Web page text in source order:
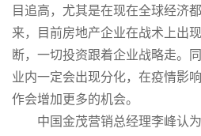
目追高，尤其是在现在全球经济
来，目前房地产企业在战术上出
断，一切投资跟着企业战略走。
业内一定会出现分化，在疫情影
作会增加更多的机会。
中国金茂营销总经理李峰认